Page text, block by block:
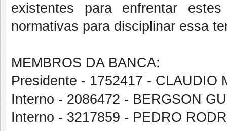
existentes para enfrentar
normativas para disciplinar essa
MEMBROS DA BANCA:
Presidente - 1752417 - CLAUDIO
Interno - 2086472 - BERGSON
Interno - 3217859 - PEDRO